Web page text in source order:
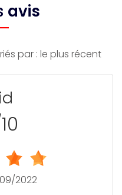
avis
par : le plus récent
2022